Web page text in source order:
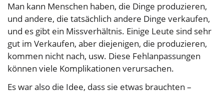
Man kann Menschen haben, die Dinge produzieren,
und andere, die tatsächlich andere Dinge verkaufen,
und es gibt ein Missverhältnis. Einige Leute sind sehr
gut im Verkaufen, aber diejenigen, die produzieren,
kommen nicht nach, usw. Diese Fehlanpassungen
können viele Komplikationen verursachen.
Es war also die Idee, dass sie etwas brauchten –